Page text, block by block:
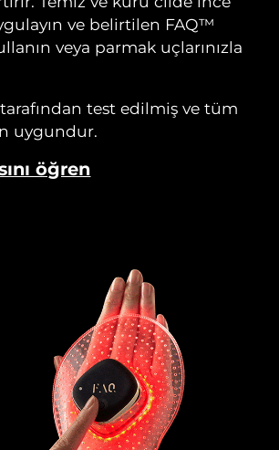
ve belirtilen FAQ™
veya parmak uçlarınızla
test edilmiş ve tüm
uygundur.
öğren